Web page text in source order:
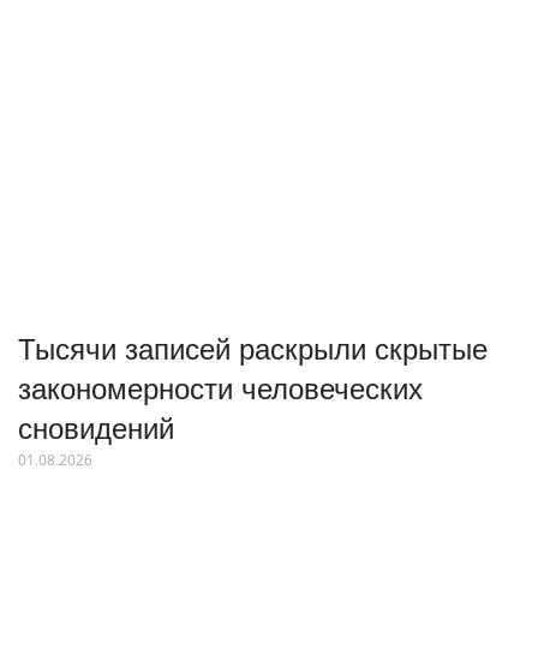
Тысячи записей раскрыли скрытые
закономерности человеческих
сновидений
01.08.2026